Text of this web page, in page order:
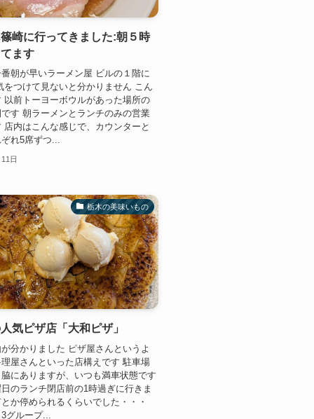
崎に行ってきました:朝５時
ます
朝が早いラーメン屋 ビルの１階に
をつけて見ないと分かりません こん
以前トーヨーボウルがあった場所の
す 朝ラーメンとランチのみの営業
店内はこんな感じで、カウンターと
れ5席ずつ...
日
栃木の美味いもの
気ピザ店「大和ピザ」
分かりました ピザ屋さんというよ
屋さんといった店構えです 駐車場
にありますが、いつも満車状態です
のランチ閉店前の1時過ぎに行きま
か停められるくらいでした・・・
グループ...